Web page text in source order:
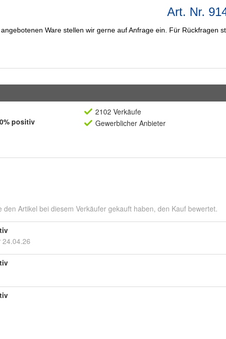
positiv
2102 Verkäufe
Gewerblicher Anbieter
den Artikel bei diesem Verkäufer gekauft haben, den Kauf bewertet.
24.04.26